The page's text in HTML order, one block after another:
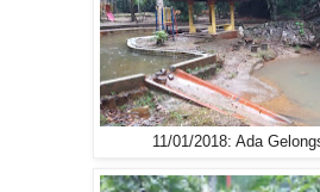
11/01/2018: Ada